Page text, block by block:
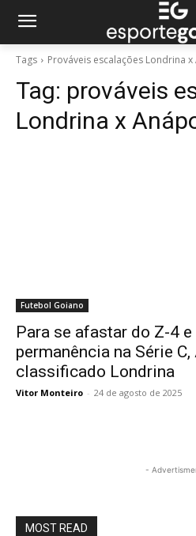
Tags Prováveis escalações Londrina
Tag: prováveis
Londrina x
Futebol Goiano
Para se afastar do Z-4
permanência na Série
classificado Londrina
Vitor Monteiro - 24 de agosto de 2025
-
MOST READ